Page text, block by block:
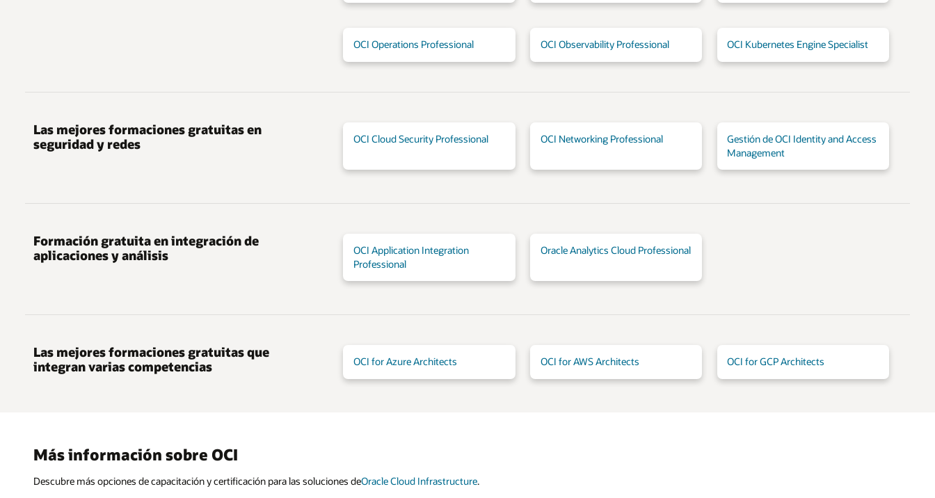
OCI Operations Professional OCI Observability Professional OCI Kubernetes Engine Specialist
Las mejores formaciones gratuitas en
seguridad y redes
OCI Cloud Security Professional OCI Networking Professional
Gestión de OCI Identity and Access
Management
Formación gratuita en integración de
aplicaciones y análisis
OCI Application Integration
Professional
Oracle Analytics Cloud Professional
Las mejores formaciones gratuitas que
integran varias competencias
OCI for Azure Architects OCI for AWS Architects OCI for GCP Architects
Más información sobre OCI
Descubre más opciones de capacitación y certificación para las soluciones deOracle Cloud Infrastructure.